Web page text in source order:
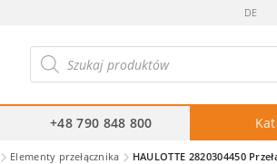
DE
produktów
+48 790 848 800
Elementy przełącznika HAULOTTE 2820304450